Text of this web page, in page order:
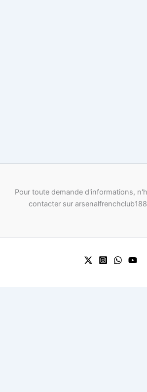
Pour toute demande d'informations,
contacter sur